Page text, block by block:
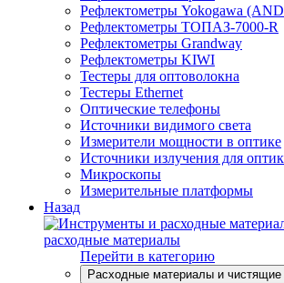
Рефлектометры Yokogawa
Рефлектометры ТОПАЗ-7000-R
Рефлектометры Grandway
Рефлектометры KIWI
Тестеры для оптоволокна
Тестеры Ethernet
Оптические телефоны
Источники видимого света
Измерители мощности в оптике
Источники излучения для
Микроскопы
Измерительные платформы
Назад
расходные материалы
Перейти в категорию
Расходные материалы и чистящие